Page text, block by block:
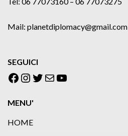
Mail: planetdiplomacy@gmail.com
SEGUICI
Facebook
Instagram
Twitter
EmailYouTube
MENU'
HOME